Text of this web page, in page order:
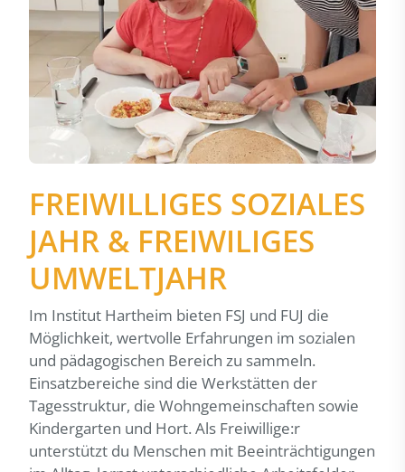
FREIWILLIGES SOZIALES
JAHR & FREIWILIGES
UMWELTJAHR
Im Institut Hartheim bieten FSJ und FUJ die
Möglichkeit, wertvolle Erfahrungen im sozialen
und pädagogischen Bereich zu sammeln.
Einsatzbereiche sind die Werkstätten der
Tagesstruktur, die Wohngemeinschaften sowie
Kindergarten und Hort. Als Freiwillige:r
unterstützt du Menschen mit Beeinträchtigungen